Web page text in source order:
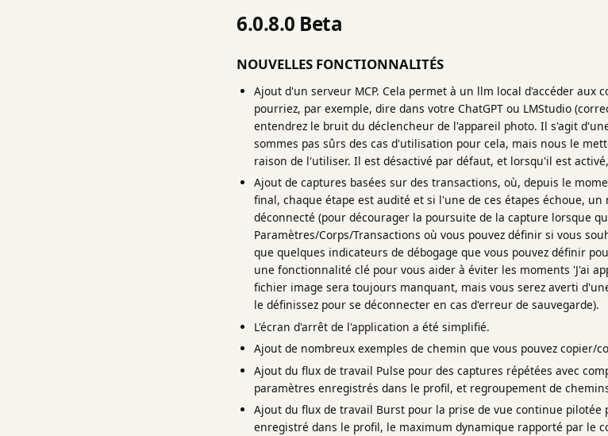
6.0.8.0 Beta
NOUVELLES FONCTIONNALITÉS
Ajout d'un serveur MCP. Cela permet à un llm local d'accéder aux
pourriez, par exemple, dire dans votre ChatGPT ou LMStudio
entendrez le bruit du déclencheur de l'appareil photo. Il s'agit
sommes pas sûrs des cas d'utilisation pour cela, mais nous le
raison de l'utiliser. Il est désactivé par défaut, et lorsqu'il est
Ajout de captures basées sur des transactions, où, depuis le
final, chaque étape est audité et si l'une de ces étapes échoue,
déconnecté (pour décourager la poursuite de la capture lorsque
Paramètres/Corps/Transactions où vous pouvez définir si vous
que quelques indicateurs de débogage que vous pouvez définir
une fonctionnalité clé pour vous aider à éviter les moments 'J'ai
fichier image sera toujours manquant, mais vous serez averti
le définissez pour se déconnecter en cas d'erreur de sauvegarde).
L'écran d'arrêt de l'application a été simplifié.
Ajout de nombreux exemples de chemin que vous pouvez copier/
Ajout du flux de travail Pulse pour des captures répétées avec
paramètres enregistrés dans le profil, et regroupement de
Ajout du flux de travail Burst pour la prise de vue continue pilotée
enregistré dans le profil, le maximum dynamique rapporté par le